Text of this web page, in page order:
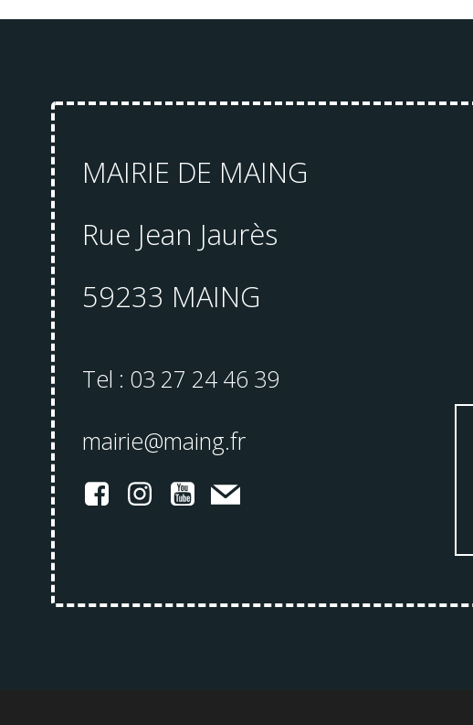
MAIRIE DE MAING
Rue Jean Jaurès
59233 MAING
Tel : 03 27 24 46 39
mairie@maing.fr